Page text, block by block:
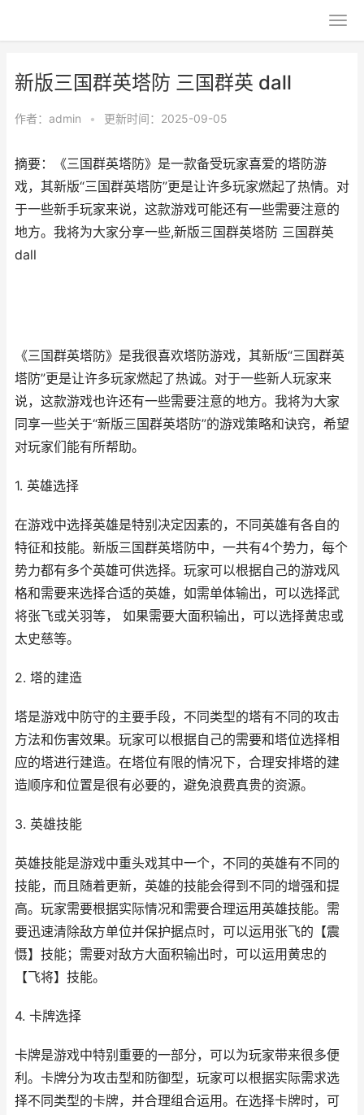
新版三国群英塔防 三国群英 dall
作者： admin • 更新时间：2025-09-05
摘要：《三国群英塔防》是一款备受玩家喜爱的塔防游
戏，其新版“三国群英塔防”更是让许多玩家燃起了热情。对
于一些新手玩家来说，这款游戏可能还有一些需要注意的
地方。我将为大家分享一些,新版三国群英塔防 三国群英
dall
《三国群英塔防》是我很喜欢塔防游戏，其新版“三国群英
塔防”更是让许多玩家燃起了热诚。对于一些新人玩家来
说，这款游戏也许还有一些需要注意的地方。我将为大家
同享一些关于“新版三国群英塔防”的游戏策略和诀窍，希望
对玩家们能有所帮助。
1. 英雄选择
在游戏中选择英雄是特别决定因素的，不同英雄有各自的
特征和技能。新版三国群英塔防中，一共有4个势力，每个
势力都有多个英雄可供选择。玩家可以根据自己的游戏风
格和需要来选择合适的英雄，如需单体输出，可以选择武
将张飞或关羽等， 如果需要大面积输出，可以选择黄忠或
太史慈等。
2. 塔的建造
塔是游戏中防守的主要手段，不同类型的塔有不同的攻击
方法和伤害效果。玩家可以根据自己的需要和塔位选择相
应的塔进行建造。在塔位有限的情况下，合理安排塔的建
造顺序和位置是很有必要的，避免浪费真贵的资源。
3. 英雄技能
英雄技能是游戏中重头戏其中一个，不同的英雄有不同的
技能，而且随着更新，英雄的技能会得到不同的增强和提
高。玩家需要根据实际情况和需要合理运用英雄技能。需
要迅速清除敌方单位并保护据点时，可以运用张飞的【震
慑】技能；需要对敌方大面积输出时，可以运用黄忠的
【飞将】技能。
4. 卡牌选择
卡牌是游戏中特别重要的一部分，可以为玩家带来很多便
利。卡牌分为攻击型和防御型，玩家可以根据实际需求选
择不同类型的卡牌，并合理组合运用。在选择卡牌时，可